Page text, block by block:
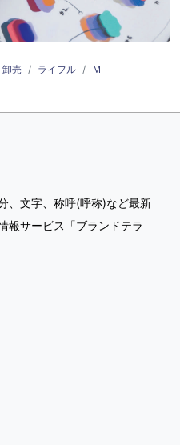
卸売 ライフル
Ｍ
、文字、称呼(呼称)など最新
報サービス「ブランドテラ